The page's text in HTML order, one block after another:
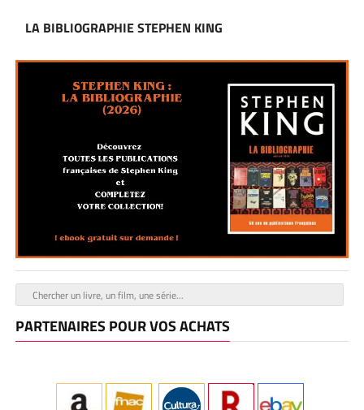
LA BIBLIOGRAPHIE STEPHEN KING
PARTENAIRES POUR VOS ACHATS